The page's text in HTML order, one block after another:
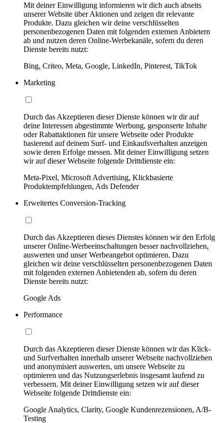
Mit deiner Einwilligung informieren wir dich auch abseits
unserer Website über Aktionen und zeigen dir relevante
Produkte. Dazu gleichen wir deine verschlüsselten
personenbezogenen Daten mit folgenden externen Anbietern
ab und nutzen deren Online-Werbekanäle, sofern du deren
Dienste bereits nutzt:
Bing, Criteo, Meta, Google, LinkedIn, Pinterest, TikTok
Marketing
Durch das Akzeptieren dieser Dienste können wir dir auf
deine Interessen abgestimmte Werbung, gesponserte Inhalte
oder Rabattaktionen für unsere Webseite oder Produkte
basierend auf deinem Surf- und Einkaufsverhalten anzeigen
sowie deren Erfolge messen. Mit deiner Einwilligung setzen
wir auf dieser Webseite folgende Drittdienste ein:
Meta-Pixel, Microsoft Advertising, Klickbasierte
Produktempfehlungen, Ads Defender
Erweitertes Conversion-Tracking
Durch das Akzeptieren dieses Dienstes können wir den Erfolg
unserer Online-Werbeeinschaltungen besser nachvollziehen,
auswerten und unser Werbeangebot optimieren. Dazu
gleichen wir deine verschlüsselten personenbezogenen Daten
mit folgenden externen Anbietenden ab, sofern du deren
Dienste bereits nutzt:
Google Ads
Performance
Durch das Akzeptieren dieser Dienste können wir das Klick-
und Surfverhalten innerhalb unserer Webseite nachvollziehen
und anonymisiert auswerten, um unsere Webseite zu
optimieren und das Nutzungserlebnis insgesamt laufend zu
verbessern. Mit deiner Einwilligung setzen wir auf dieser
Webseite folgende Drittdienste ein:
Google Analytics, Clarity, Google Kundenrezensionen, A/B-
Testing